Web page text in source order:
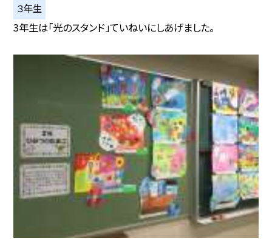
３年生
3年生は「光のスタンド」ていねいにしあげました。